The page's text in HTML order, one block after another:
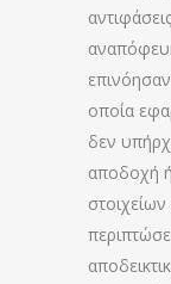
οποία
δεν
αποδοχή